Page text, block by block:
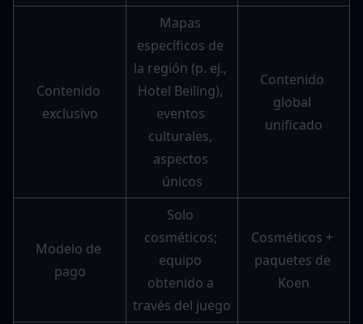
Contenido
exclusivo
Mapas
específicos de
la región (p. ej.,
Hotel Beiling),
eventos
culturales,
aspectos
únicos
Contenido
global
unificado
Modelo de
pago
Solo
cosméticos;
equipo
obtenido a
través del juego
Cosméticos +
paquetes de
Koen